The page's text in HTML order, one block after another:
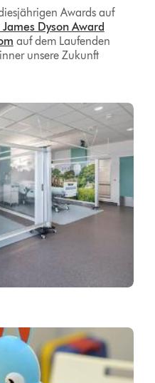
Awards auf
Dyson Award
auf dem Laufenden
unsere Zukunft